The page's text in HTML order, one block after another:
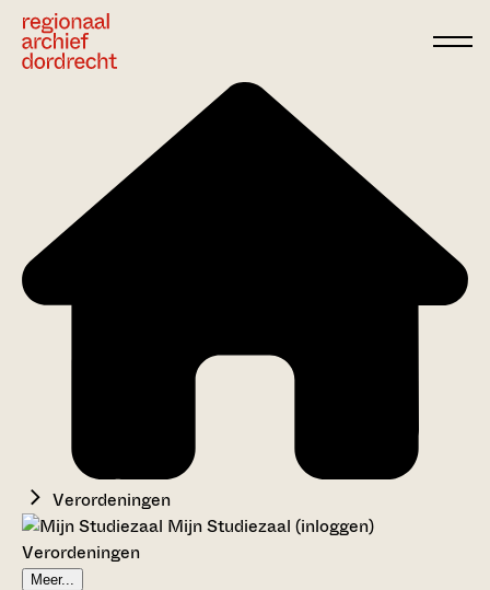
Verordeningen
Mijn Studiezaal (inloggen)
Verordeningen
Meer...